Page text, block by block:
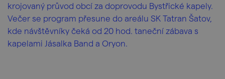
krojovaný průvod obcí za doprovodu Bystřické kapely.
Večer se program přesune do areálu SK Tatran Šatov,
kde návštěvníky čeká od 20 hod. taneční zábava s
kapelami Jásalka Band a Oryon.